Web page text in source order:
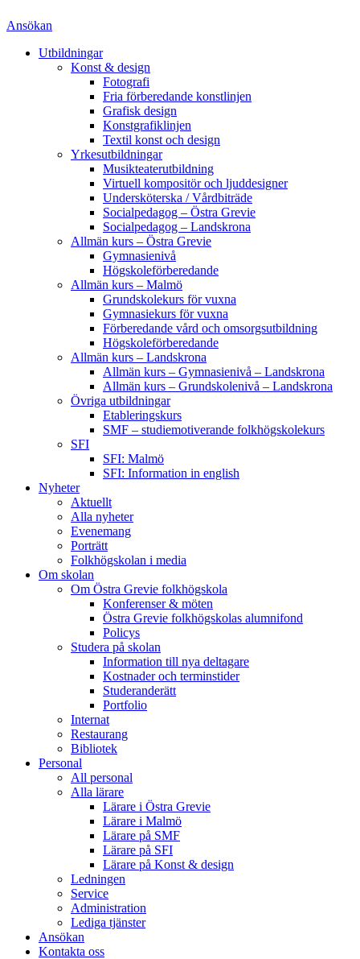
Ansökan
Utbildningar
Konst & design
Fotografi
Fria förberedande konstlinjen
Grafisk design
Konstgrafiklinjen
Textil konst och design
Yrkesutbildningar
Musikteaterutbildning
Virtuell kompositör och ljuddesigner
Undersköterska / Vårdbiträde
Socialpedagog – Östra Grevie
Socialpedagog – Landskrona
Allmän kurs – Östra Grevie
Gymnasienivå
Högskoleförberedande
Allmän kurs – Malmö
Grundskolekurs för vuxna
Gymnasiekurs för vuxna
Förberedande vård och omsorgsutbildning
Högskoleförberedande
Allmän kurs – Landskrona
Allmän kurs – Gymnasienivå – Landskrona
Allmän kurs – Grundskolenivå – Landskrona
Övriga utbildningar
Etableringskurs
SMF – studiemotiverande folkhögskolekurs
SFI
SFI: Malmö
SFI: Information in english
Nyheter
Aktuellt
Alla nyheter
Evenemang
Porträtt
Folkhögskolan i media
Om skolan
Om Östra Grevie folkhögskola
Konferenser & möten
Östra Grevie folkhögskolas alumnifond
Policys
Studera på skolan
Information till nya deltagare
Kostnader och terminstider
Studeranderätt
Portfolio
Internat
Restaurang
Bibliotek
Personal
All personal
Alla lärare
Lärare i Östra Grevie
Lärare i Malmö
Lärare på SMF
Lärare på SFI
Lärare på Konst & design
Ledningen
Service
Administration
Lediga tjänster
Ansökan
Kontakta oss